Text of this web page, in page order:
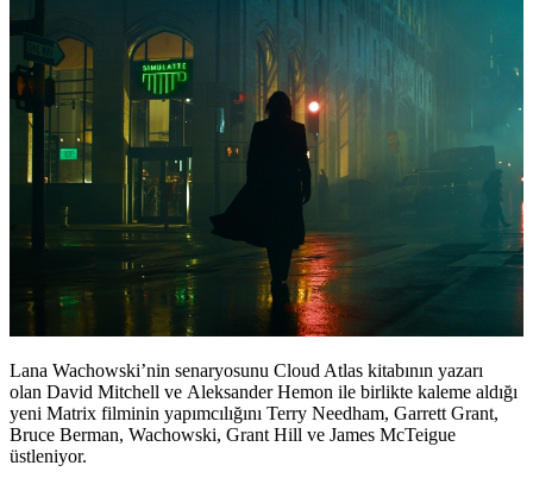
Lana Wachowski’nin senaryosunu Cloud Atlas kitabının yazarı
olan David Mitchell ve Aleksander Hemon ile birlikte kaleme aldığı
yeni Matrix filminin yapımcılığını Terry Needham, Garrett Grant,
Bruce Berman, Wachowski, Grant Hill ve James McTeigue
üstleniyor.